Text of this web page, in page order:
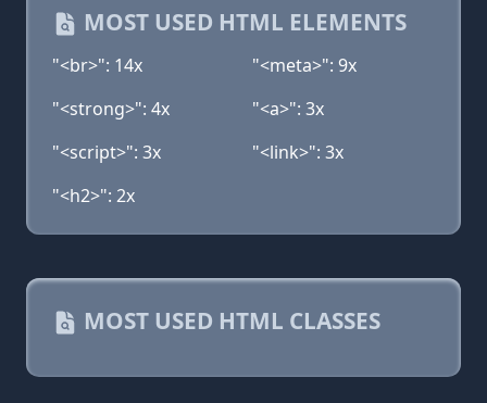
MOST USED HTML ELEMENTS
"<br>": 14x
"<meta>": 9x
"<strong>": 4x
"<a>": 3x
"<script>": 3x
"<link>": 3x
"<h2>": 2x
MOST USED HTML CLASSES